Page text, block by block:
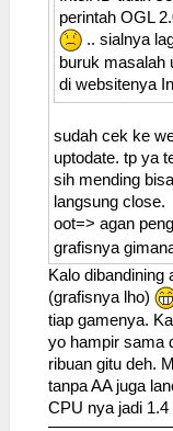
perintah OGL
.. sialnya
buruk masalah
di websitenya
sudah cek ke
uptodate. tp ya
sih mending
langsung close.
oot=> agan
grafisnya
Kalo dibandining
(grafisnya lho)
tiap gamenya.
yo hampir sama
ribuan gitu deh.
tanpa AA juga
CPU nya jadi